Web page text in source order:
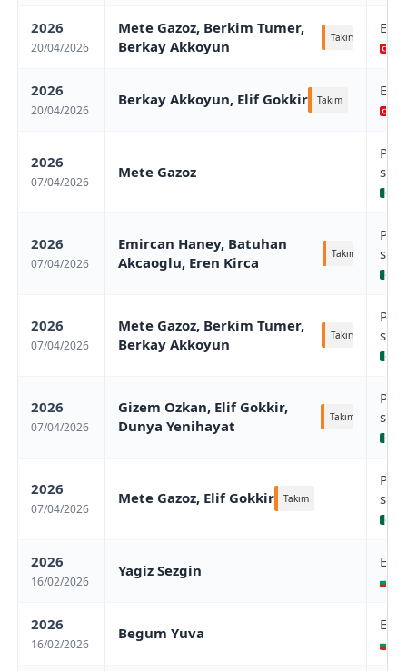
2026
20/04/2026
Mete Gazoz, Berkim Tumer,
Berkay Akkoyun
Takım
2026
20/04/2026
Berkay Akkoyun, Elif Gokkir Takım
2026
07/04/2026
Mete Gazoz
2026
07/04/2026
Emircan Haney, Batuhan
Akcaoglu, Eren Kirca
Takım
2026
07/04/2026
Mete Gazoz, Berkim Tumer,
Berkay Akkoyun
Takım
2026
07/04/2026
Gizem Ozkan, Elif Gokkir,
Dunya Yenihayat
Takım
2026
07/04/2026
Mete Gazoz, Elif Gokkir Takım
2026
16/02/2026
Yagiz Sezgin
2026
16/02/2026
Begum Yuva